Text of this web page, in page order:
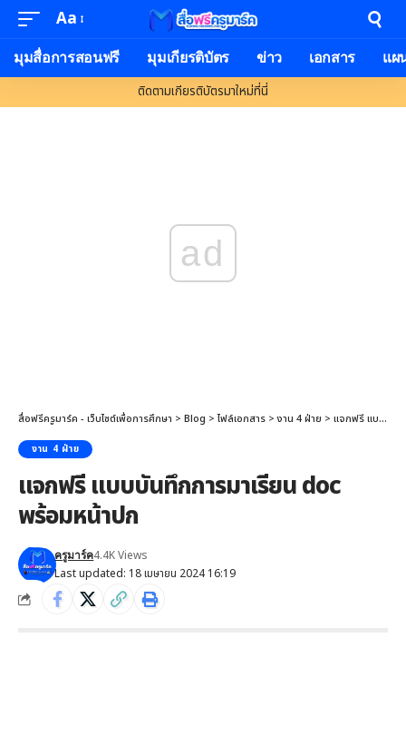
Font
Resizer
Aa
มุมสื่อการสอนฟรี มุมเกียรติบัตร ข่าว เอกสาร แผ
ติดตามเกียรติบัตรมาใหม่ที่นี่
ad
สื่อฟรีครูมาร์ค - เว็บไซต์เพื่อการศึกษา > Blog >ไฟล์เอกสาร >งาน 4 ฝ่าย > แจกฟรี แบบบันทึกการมาเรียน doc พร้อมหน้าปก
งาน 4 ฝ่าย
แจกฟรี แบบบันทึกการมาเรียน doc
พร้อมหน้าปก
Last updated: 18 เมษายน 2024 16:19
ครูมาร์ค4.4K Views